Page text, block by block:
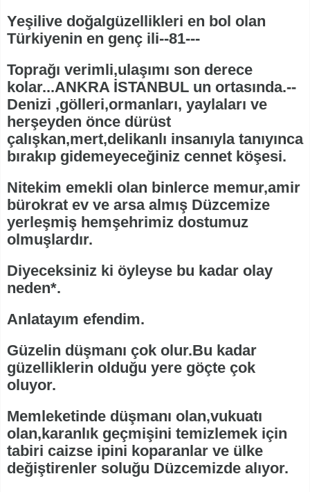
Yeşilive doğalgüzellikleri en bol olan
Türkiyenin en genç ili--81---
Toprağı verimli,ulaşımı son derece
kolar...ANKRA İSTANBUL un ortasında.--
Denizi ,gölleri,ormanları, yaylaları ve
herşeyden önce dürüst
çalışkan,mert,delikanlı insanıyla tanıyınca
bırakıp gidemeyeceğiniz cennet köşesi.
Nitekim emekli olan binlerce memur,amir
bürokrat ev ve arsa almış Düzcemize
yerleşmiş hemşehrimiz dostumuz
olmuşlardır.
Diyeceksiniz ki öyleyse bu kadar olay
neden*.
Anlatayım efendim.
Güzelin düşmanı çok olur.Bu kadar
güzelliklerin olduğu yere göçte çok
oluyor.
Memleketinde düşmanı olan,vukuatı
olan,karanlık geçmişini temizlemek için
tabiri caizse ipini koparanlar ve ülke
değiştirenler soluğu Düzcemizde alıyor.